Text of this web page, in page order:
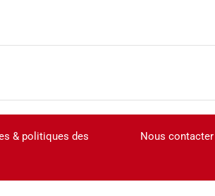
& politiques des
Nous contacter